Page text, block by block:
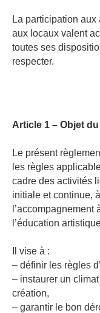
La participation aux
aux locaux valent
toutes ses
respecter.
Article 1 – Objet
Le présent
les règles
cadre des activités
initiale et continue,
l’éducation
Il vise à :
– définir les règles
– instaurer un
création,
– garantir le bon